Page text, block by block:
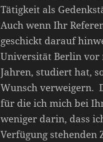
Tätigkeit als
Auch wenn Ihr
geschickt darauf
Universität Berlin vor
Jahren, studiert hat,
Wunsch verweigern.
für die ich mich bei
weniger darin, dass
Verfügung